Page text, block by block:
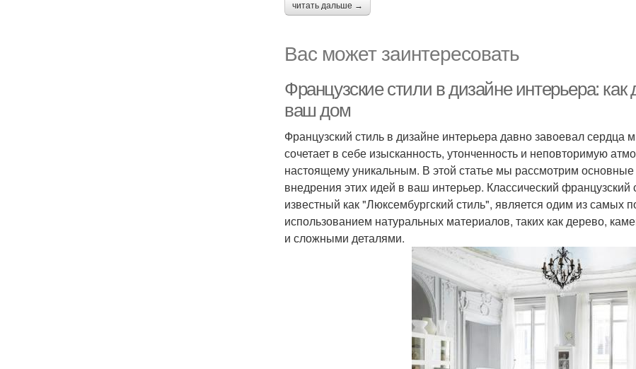
читать дальше →
Вас может заинтересовать
Французские стили в дизайне интерьера:
ваш дом
Французский стиль в дизайне интерьера давно завоевал
сочетает в себе изысканность, утонченность и неповторимую
настоящему уникальным. В этой статье мы рассмотрим
внедрения этих идей в ваш интерьер. Классический французский
известный как "Люксембургский стиль", является одим из самых
использованием натуральных материалов, таких как дерево,
и сложными деталями.